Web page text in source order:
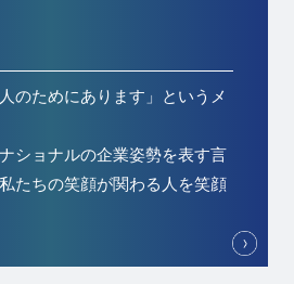
のためにあります」というメ
ショナルの企業姿勢を表す言
たちの笑顔が関わる人を笑顔